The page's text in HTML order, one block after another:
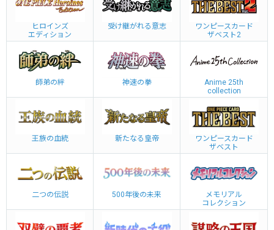
ヒロインズ
エディション
受け継がれる意志
ワンピースカード
ザベスト2
師弟の絆 神速の拳
Anime 25th
collection
王族の血統 新たなる皇帝
ワンピースカード
ザベスト
二つの伝説 500年後の未来
メモリアル
コレクション